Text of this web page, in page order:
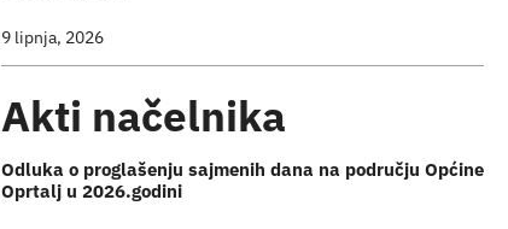
9 lipnja, 2026
Akti načelnika
Odluka o proglašenju sajmenih dana na području Općine
Oprtalj u 2026.godini